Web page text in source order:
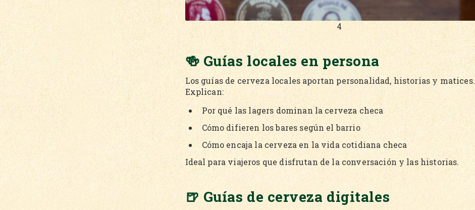
4
🍻 Guías locales en persona
Los guías de cerveza locales aportan personalidad, historias y matices.
Explican:
Por qué las lagers dominan la cerveza checa
Cómo difieren los bares según el barrio
Cómo encaja la cerveza en la vida cotidiana checa
Ideal para viajeros que disfrutan de la conversación y las historias.
🍺 Guías de cerveza digitales